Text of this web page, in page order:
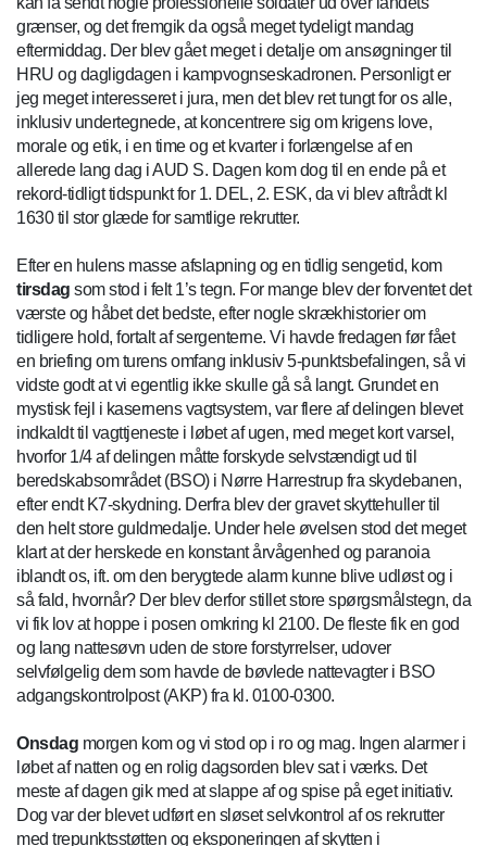
grænser, og det fremgik da også meget tydeligt mandag
eftermiddag. Der blev gået meget i detalje om ansøgninger til
HRU og dagligdagen i kampvognseskadronen. Personligt er
jeg meget interesseret i jura, men det blev ret tungt for os alle,
inklusiv undertegnede, at koncentrere sig om krigens love,
morale og etik, i en time og et kvarter i forlængelse af en
allerede lang dag i AUD S. Dagen kom dog til en ende på et
rekord-tidligt tidspunkt for 1. DEL, 2. ESK, da vi blev aftrådt kl
1630 til stor glæde for samtlige rekrutter.
Efter en hulens masse afslapning og en tidlig sengetid, kom
tirsdag som stod i felt 1’s tegn. For mange blev der forventet det
værste og håbet det bedste, efter nogle skrækhistorier om
tidligere hold, fortalt af sergenterne. Vi havde fredagen før fået
en briefing om turens omfang inklusiv 5-punktsbefalingen, så vi
vidste godt at vi egentlig ikke skulle gå så langt. Grundet en
mystisk fejl i kasernens vagtsystem, var flere af delingen blevet
indkaldt til vagttjeneste i løbet af ugen, med meget kort varsel,
hvorfor 1/4 af delingen måtte forskyde selvstændigt ud til
beredskabsområdet (BSO) i Nørre Harrestrup fra skydebanen,
efter endt K7-skydning. Derfra blev der gravet skyttehuller til
den helt store guldmedalje. Under hele øvelsen stod det meget
klart at der herskede en konstant årvågenhed og paranoia
iblandt os, ift. om den berygtede alarm kunne blive udløst og i
så fald, hvornår? Der blev derfor stillet store spørgsmålstegn, da
vi fik lov at hoppe i posen omkring kl 2100. De fleste fik en god
og lang nattesøvn uden de store forstyrrelser, udover
selvfølgelig dem som havde de bøvlede nattevagter i BSO
adgangskontrolpost (AKP) fra kl. 0100-0300.
Onsdag morgen kom og vi stod op i ro og mag. Ingen alarmer i
løbet af natten og en rolig dagsorden blev sat i værks. Det
meste af dagen gik med at slappe af og spise på eget initiativ.
Dog var der blevet udført en sløset selvkontrol af os rekrutter
med trepunktsstøtten og eksponeringen af skytten i